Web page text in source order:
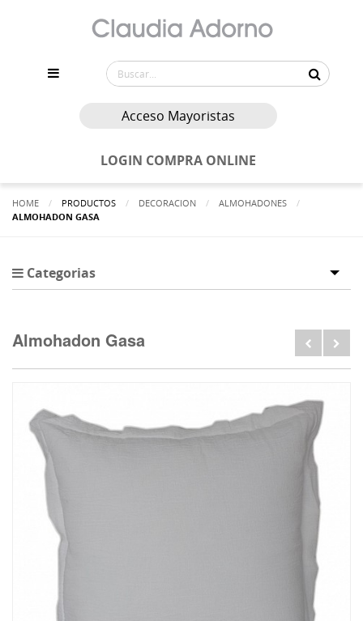
Acceso Mayoristas
LOGIN COMPRA ONLINE
HOME PRODUCTOS DECORACION
ALMOHADONES
ACTUALMENTE:
ALMOHADON GASA
Categorias
Almohadon Gasa